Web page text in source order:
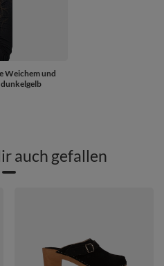
Weichem und
auch gefallen